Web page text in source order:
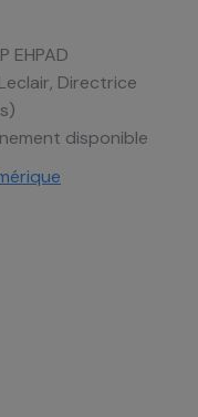
EHPAD
Directrice
disponible